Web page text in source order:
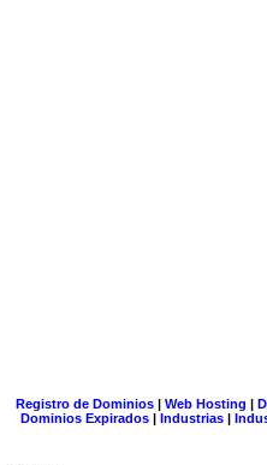
Registro de Dominios| Web Hosting |
Dominios Expirados | Industrias |